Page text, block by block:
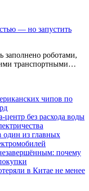
— но запустить
заполнено роботами,
транспортными…
чипов по
центр без расхода воды
один из главных
почему
в Китае не менее